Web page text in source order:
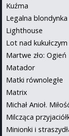
Kuźma
Legalna blondynka
Lighthouse
Lot nad
Martwe zło: Ogień
Matador
Matki równoległe
Matrix
Michał Anioł.
Milcząca
Minionki i